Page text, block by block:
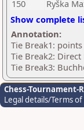
150
Ryška
Show complete
Annotation:
Tie Break1:
Tie Break2: Direct
Tie Break3:
Chess-Tournament-
Legal details/Terms of